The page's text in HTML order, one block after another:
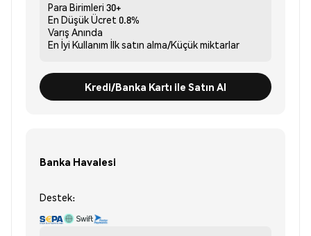
Para Birimleri 30+
En Düşük Ücret 0.8%
Varış Anında
En İyi Kullanım İlk satın alma/Küçük miktarlar
Kredi/Banka Kartı ile Satın Al
Banka Havalesi
Destek: